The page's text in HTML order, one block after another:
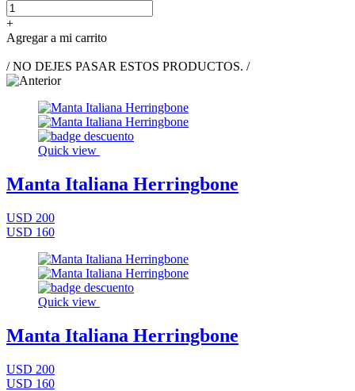
+
Agregar a mi carrito
/ NO DEJES PASAR ESTOS PRODUCTOS. /
Quick view
Manta Italiana Herringbone
USD 200
USD 160
Quick view
Manta Italiana Herringbone
USD 200
USD 160